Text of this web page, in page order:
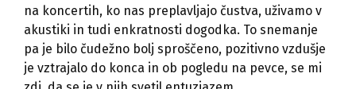
na koncertih, ko nas preplavljajo čustva, uživamo v
akustiki in tudi enkratnosti dogodka. To snemanje
pa je bilo čudežno bolj sproščeno, pozitivno vzdušje
je vztrajalo do konca in ob pogledu na pevce, se mi